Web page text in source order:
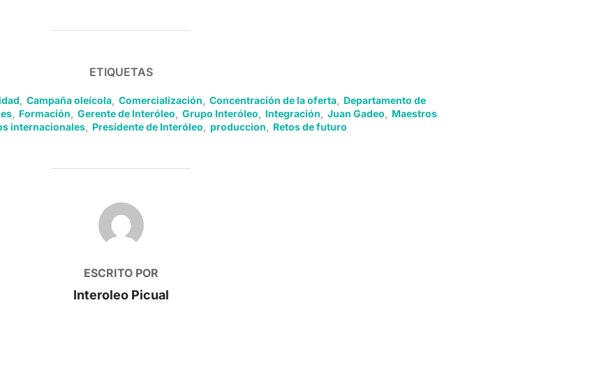
ETIQUETAS
Campaña oleícola, Comercialización Concentración de la oferta,
Departamento de
, Formación Gerente de Interóleo Grupo Interóleo Integración Juan Gadeo
Maestros
internacionales, Presidente de Interóleo produccion Retos de futuro
AUTOR DE LA PUBLICACIÓN
ESCRITO POR
Interoleo Picual